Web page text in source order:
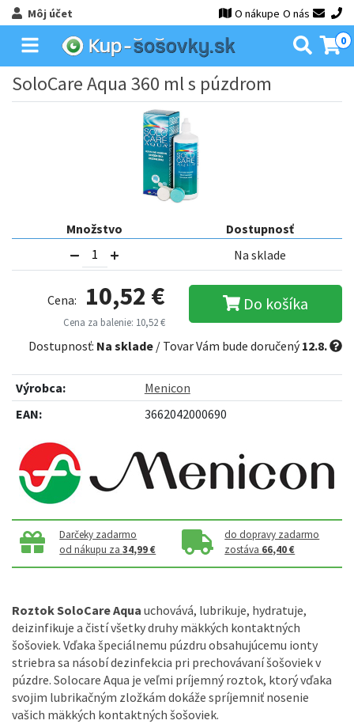
Môj účet O nákupe O nás
0
SoloCare Aqua 360 ml s púzdrom
Množstvo
Dostupnosť
Na sklade
Cena: 10,52 €
Cena za balenie: 10,52 €
Do košíka
Dostupnosť: Na sklade / Tovar Vám bude doručený12.8.
Výrobca:
Menicon
EAN:
3662042000690
Darčeky zadarmo
od nákupu za34,99 €
do dopravy zadarmo
zostáva 66,40 €
Roztok SoloCare Aqua uchovává, lubrikuje, hydratuje,
deizinfikuje a čistí všetky druhy mäkkých kontaktných
šošoviek. Vďaka špeciálnemu púzdru obsahujúcemu ionty
striebra sa násobí dezinfekcia pri prechovávaní šošoviek v
púzdre. Solocare Aqua je veľmi príjemný roztok, ktorý vďaka
svojim lubrikačným zložkám dokáže spríjemniť nosenie
vašich mäkkých kontaktných šošoviek.